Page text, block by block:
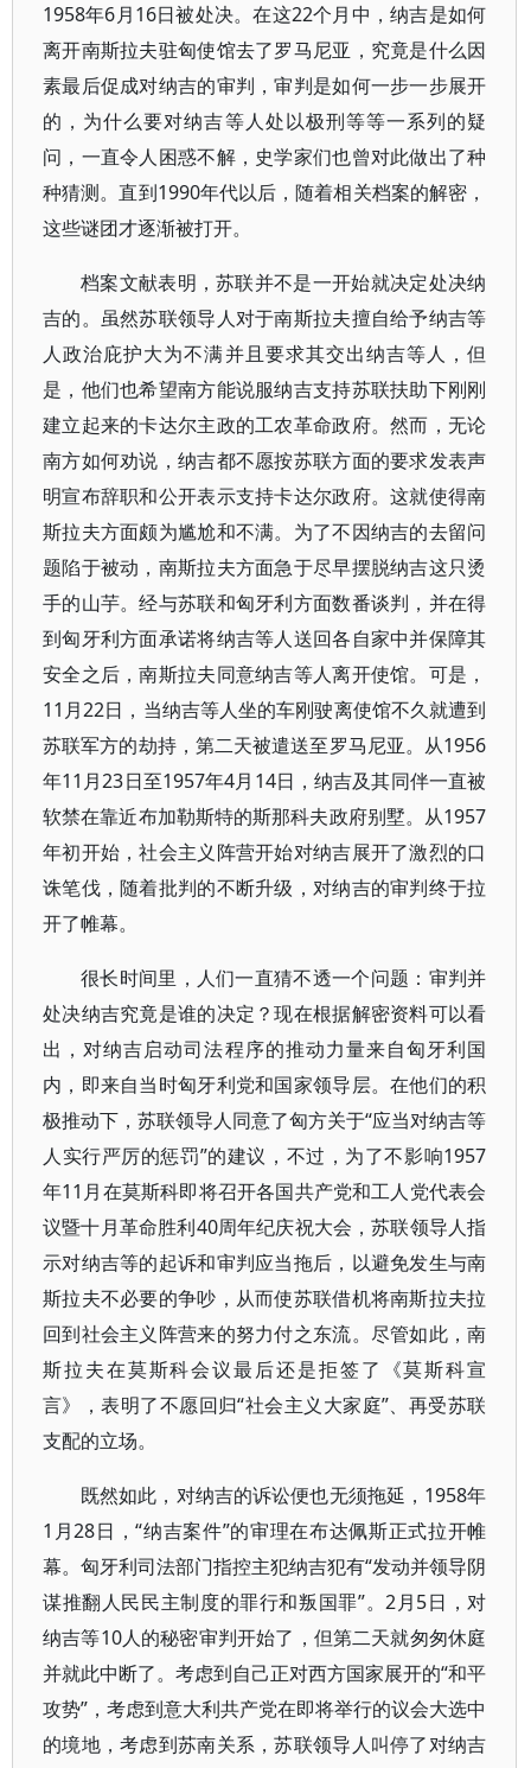
1958年6月16日被处决。在这22个月中，纳吉是如何
离开南斯拉夫驻匈使馆去了罗马尼亚，究竟是什么因
素最后促成对纳吉的审判，审判是如何一步一步展开
的，为什么要对纳吉等人处以极刑等等一系列的疑
问，一直令人困惑不解，史学家们也曾对此做出了种
种猜测。直到1990年代以后，随着相关档案的解密，
这些谜团才逐渐被打开。
档案文献表明，苏联并不是一开始就决定处决纳
吉的。虽然苏联领导人对于南斯拉夫擅自给予纳吉等
人政治庇护大为不满并且要求其交出纳吉等人，但
是，他们也希望南方能说服纳吉支持苏联扶助下刚刚
建立起来的卡达尔主政的工农革命政府。然而，无论
南方如何劝说，纳吉都不愿按苏联方面的要求发表声
明宣布辞职和公开表示支持卡达尔政府。这就使得南
斯拉夫方面颇为尴尬和不满。为了不因纳吉的去留问
题陷于被动，南斯拉夫方面急于尽早摆脱纳吉这只烫
手的山芋。经与苏联和匈牙利方面数番谈判，并在得
到匈牙利方面承诺将纳吉等人送回各自家中并保障其
安全之后，南斯拉夫同意纳吉等人离开使馆。可是，
11月22日，当纳吉等人坐的车刚驶离使馆不久就遭到
苏联军方的劫持，第二天被遣送至罗马尼亚。从1956
年11月23日至1957年4月14日，纳吉及其同伴一直被
软禁在靠近布加勒斯特的斯那科夫政府别墅。从1957
年初开始，社会主义阵营开始对纳吉展开了激烈的口
诛笔伐，随着批判的不断升级，对纳吉的审判终于拉
开了帷幕。
很长时间里，人们一直猜不透一个问题：审判并
处决纳吉究竟是谁的决定？现在根据解密资料可以看
出，对纳吉启动司法程序的推动力量来自匈牙利国
内，即来自当时匈牙利党和国家领导层。在他们的积
极推动下，苏联领导人同意了匈方关于“应当对纳吉等
人实行严厉的惩罚”的建议，不过，为了不影响1957
年11月在莫斯科即将召开各国共产党和工人党代表会
议暨十月革命胜利40周年纪庆祝大会，苏联领导人指
示对纳吉等的起诉和审判应当拖后，以避免发生与南
斯拉夫不必要的争吵，从而使苏联借机将南斯拉夫拉
回到社会主义阵营来的努力付之东流。尽管如此，南
斯拉夫在莫斯科会议最后还是拒签了《莫斯科宣
言》，表明了不愿回归“社会主义大家庭”、再受苏联
支配的立场。
既然如此，对纳吉的诉讼便也无须拖延，1958年
1月28日，“纳吉案件”的审理在布达佩斯正式拉开帷
幕。匈牙利司法部门指控主犯纳吉犯有“发动并领导阴
谋推翻人民民主制度的罪行和叛国罪”。2月5日，对
纳吉等10人的秘密审判开始了，但第二天就匆匆休庭
并就此中断了。考虑到自己正对西方国家展开的“和平
攻势”，考虑到意大利共产党在即将举行的议会大选中
的境地，考虑到苏南关系，苏联领导人叫停了对纳吉